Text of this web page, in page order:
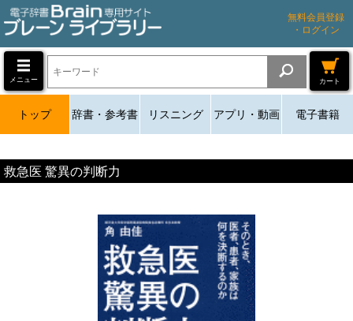
無料会員登録
・ログイン
メニュー カート
トップ 辞書・参考書 リスニング アプリ・動画 電子書籍
救急医 驚異の判断力